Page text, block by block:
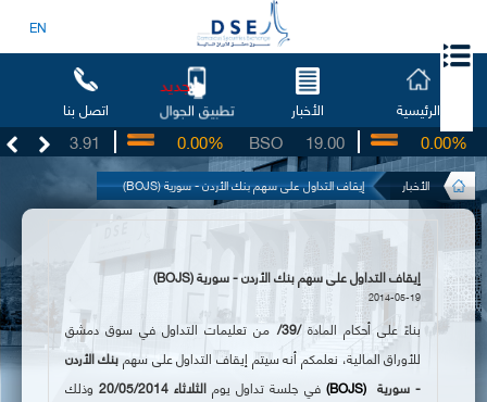
EN
الرئيسية الأخبار تطبيق الجوال
جديد
اتصل بنا
3.91
UG 19.00
BSO
0.00% 0.00%
الأخبار إيقاف التداول على سهم بنك الأردن - سورية (BOJS)
إيقاف التداول على سهم بنك الأردن - سورية (BOJS)
2014-05-19
بناءً على أحكام المادة/39/
من تعليمات التداول في سوق دمشق
للأوراق المالية، نعلمكم أنه سيتم إيقاف التداول على سهمبنكالأردن
- سورية (BOJS)في جلسة تداول يوم الثلاثاء 20/05/2014
وذلك